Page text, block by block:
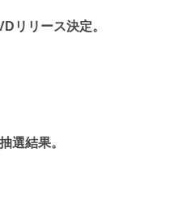
リリース決定。
選結果。